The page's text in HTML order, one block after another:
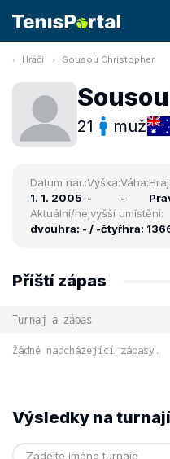
Hráči Sousou Christopher
21 muž
Datum nar.:
1. 1. 2005
Výška:
-
Váha:
-
Aktuální/nejvyšší umístění:
dvouhra: - / -čtyřhra:
Příští zápas
Turnaj a zápas
Žádné nadcházející zápasy.
Výsledky na